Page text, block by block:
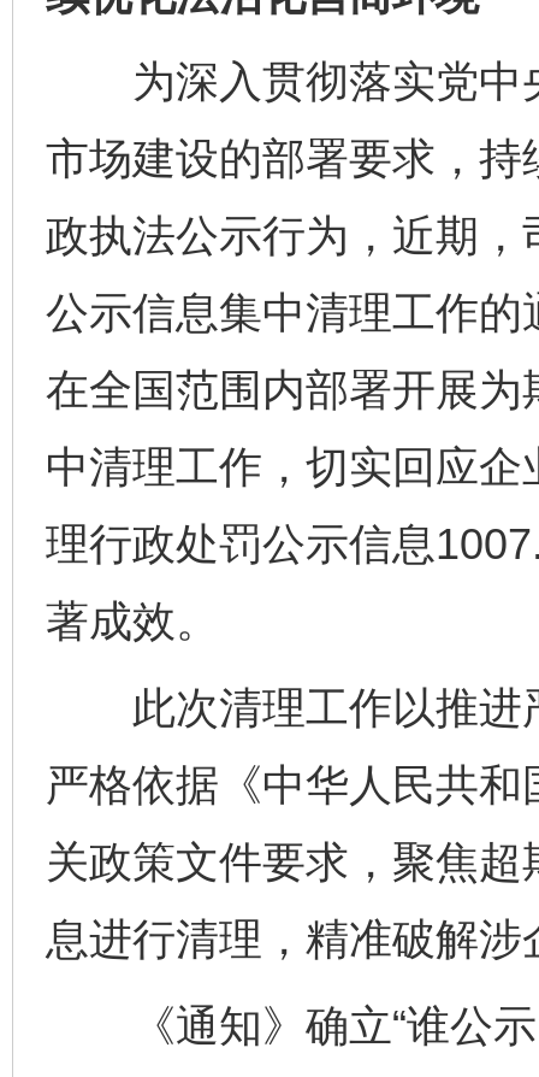
为深入贯彻落实党中
市场建设的部署要求，
政执法公示行为，近期
公示信息集中清理工作
在全国范围内部署开展
中清理工作，切实回应
理行政处罚公示信息
著成效。
此次清理工作以推进
严格依据《中华人民共
关政策文件要求，聚焦
息进行清理，精准破解
《通知》确立“谁公示